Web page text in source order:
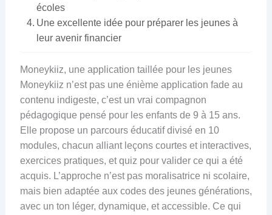
écoles
Une excellente idée pour préparer les jeunes à
leur avenir financier
Moneykiiz, une application taillée pour les jeunes
Moneykiiz n’est pas une énième application fade au
contenu indigeste, c’est un vrai compagnon
pédagogique pensé pour les enfants de 9 à 15 ans.
Elle propose un parcours éducatif divisé en 10
modules, chacun alliant leçons courtes et interactives,
exercices pratiques, et quiz pour valider ce qui a été
acquis. L’approche n’est pas moralisatrice ni scolaire,
mais bien adaptée aux codes des jeunes générations,
avec un ton léger, dynamique, et accessible. Ce qui